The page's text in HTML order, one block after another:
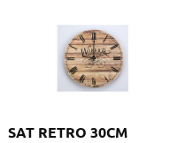
SAT RETRO 30CM